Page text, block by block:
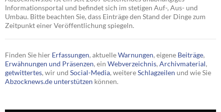
Informationsportal und befindet sich im stetigen Auf-, Aus- und
Umbau. Bitte beachten Sie, dass Einträge den Stand der Dinge zum
Zeitpunkt einer Veröffentlichung spiegeln.
Finden Sie hier Erfassungen, aktuelleWarnungen, eigene Beiträge,
Erwähnungen und Präsenzen, ein Webverzeichnis, Archivmaterial,
getwittertes, wir und Social-Media, weitereSchlagzeilen und wie Sie
Abzocknews.de unterstützen können.